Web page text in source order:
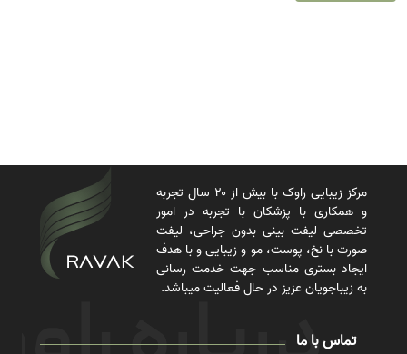
مرکز زیبایی راوک با بیش از ۲۰ سال تجربه
و همکاری با پزشکان با تجربه در امور
تخصصی لیفت بینی بدون جراحی، لیفت
صورت با نخ، پوست، مو و زیبایی و با هدف
ایجاد بستری مناسب جهت خدمت رسانی
به زیباجویان عزیز در حال فعالیت میباشد.
تماس با ما